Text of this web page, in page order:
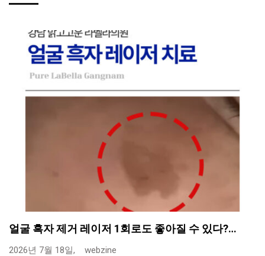
얼굴 흑자 제거 레이저 1회로도 좋아질 수 있다?…
2026년 7월 18일, webzine